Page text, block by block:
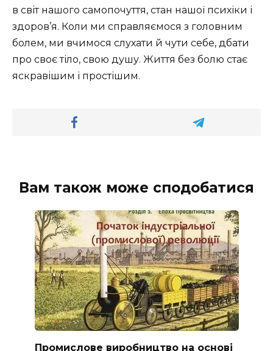
в світ нашого самопочуття, стан нашої психіки і
здоров’я. Коли ми справляємося з головним
болем, ми вчимося слухати й чути себе, дбати
про своє тіло, свою душу. Життя без болю стає
яскравішим і простішим.
Вам також може сподобатися
Промислове виробництво на основі